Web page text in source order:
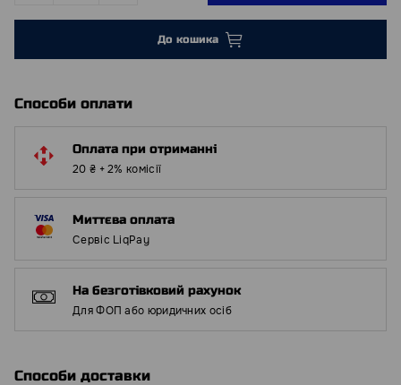
До кошика
Способи оплати
Оплата при отриманні
20 ₴ + 2% комісії
Миттєва оплата
Сервіс LiqPay
На безготівковий рахунок
Для ФОП або юридичних осіб
Способи доставки